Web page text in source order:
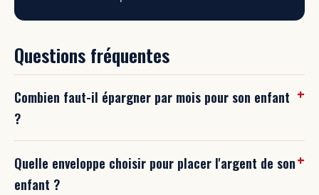
Questions fréquentes
Combien faut-il épargner par mois pour son enfant
?
Quelle enveloppe choisir pour placer l'argent de son
enfant ?